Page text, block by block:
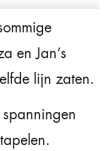
en Jan’s
lijn zaten.